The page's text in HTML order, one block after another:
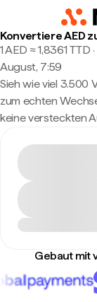
Konvertiere AED
1 AED ≈ 1,8361
August, 7:59
Sieh wie viel 3.500
zum echten
keine versteckten
Gebaut mit